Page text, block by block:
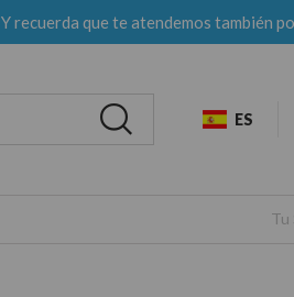
recuerda que te atendemos también
ES
Tu